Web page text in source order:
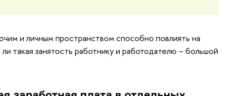
и личным пространством способно повлиять на
такая занятость работнику и работодателю – большой